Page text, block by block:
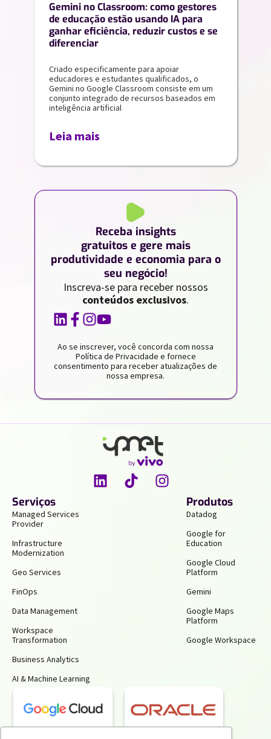
Gemini no Classroom: como gestores
de educação estão usando IA para
ganhar eficiência, reduzir custos e se
diferenciar
Criado especificamente para apoiar
educadores e estudantes qualificados, o
Gemini no Google Classroom consiste em um
conjunto integrado de recursos baseados em
inteligência artificial
Leia mais
Receba insights
gratuitos e gere mais
produtividade e economia para o
seu negócio!
Inscreva-se para receber nossos
conteúdos exclusivos.
Ao se inscrever, você concorda com nossa
Política de Privacidade e fornece
consentimento para receber atualizações de
nossa empresa.
Serviços
Managed Services
Provider
Infrastructure
Modernization
Geo Services
FinOps
Data Management
Workspace
Transformation
Business Analytics
AI & Machine Learning
Produtos
Datadog
Google for
Education
Google Cloud
Platform
Gemini
Google Maps
Platform
Google Workspace